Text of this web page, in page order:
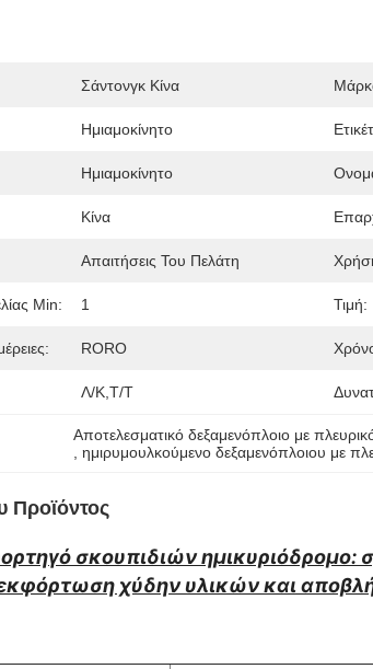
Σάντονγκ Κίνα
Ημιαμοκίνητο
Ημιαμοκίνητο
Κίνα
Απαιτήσεις Του Πελάτη
Min: 1 Τιμή:
RORO
Λ/Κ,Τ/Τ
Αποτελεσματικό δεξαμενόπλοιο με
, ημιρυμουλκούμενο δεξαμενόπλοιου με
Προϊόντος
σκουπιδιών ημικυριόδρομο:
χύδην υλικών και